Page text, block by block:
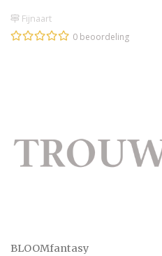
Fijnaart
0 beoordeling
BLOOMfantasy